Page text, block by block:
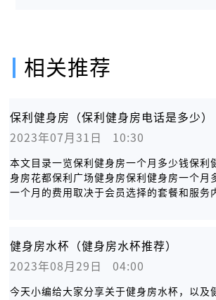
相关推荐
保利健身房（保利健身房电话是多少）
2023年07月31日   10:30
本文目录一览保利健身房一个月多少钱保利
身房花都保利广场健身房保利健身房一个月
一个月的费用取决于会员选择的套餐和服务
健身房水杯（健身房水杯推荐）
2023年08月29日   04:00
今天小编给大家分享关于健身房水杯，以及